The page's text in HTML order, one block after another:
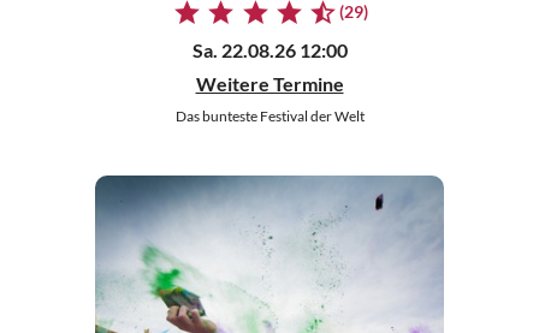
(29)
Sa. 22.08.26 12:00
Weitere Termine
Das bunteste Festival der Welt